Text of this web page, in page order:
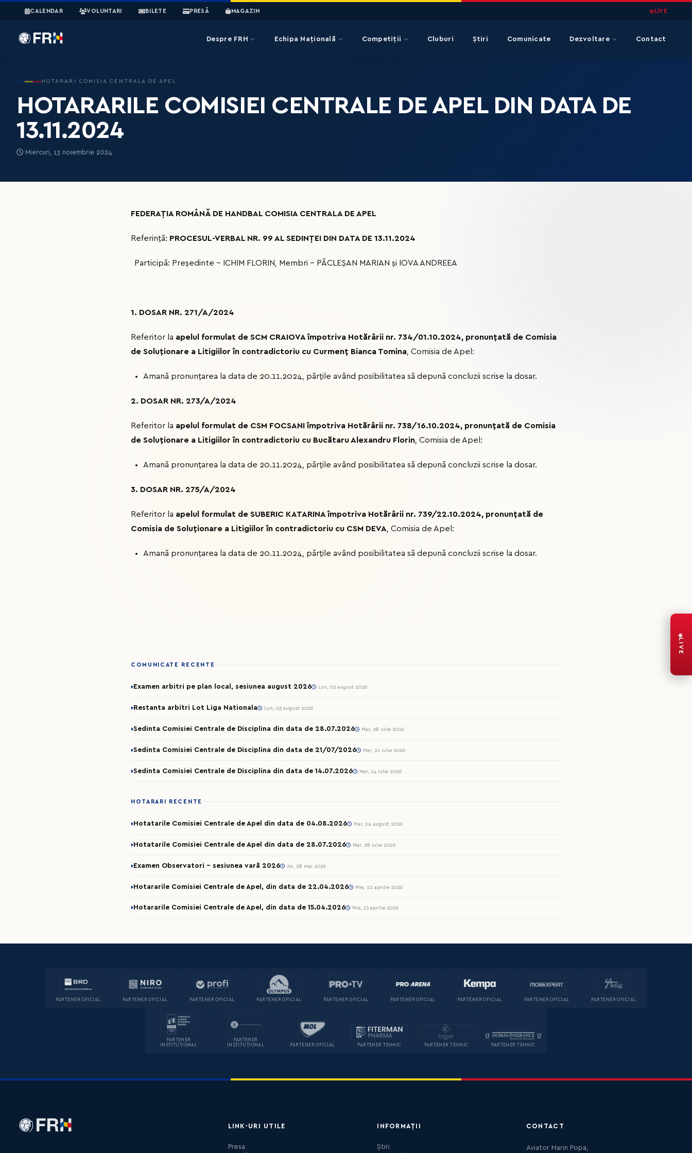
CALENDAR VOLUNTARI BILETE PRESĂ MAGAZIN LIVE
Despre FRH Echipa Națională Competiții Cluburi Știri Comunicate Dezvoltare Contact
HOTARARI COMISIA CENTRALA DE APEL
HOTARARILE COMISIEI CENTRALE DE APEL DIN DATA DE
13.11.2024
Miercuri, 13 noiembrie 2024
FEDERAȚIA ROMÂNĂ DE HANDBAL COMISIA CENTRALA DE APEL
Referință: PROCESUL-VERBAL NR. 99 AL SEDINȚEI DIN DATA DE 13.11.2024
Participă: Președinte – ICHIM FLORIN, Membri – PÂCLEȘAN MARIAN și IOVA ANDREEA
1. DOSAR NR. 271/A/2024
Referitor la apelul formulat de SCM CRAIOVA împotriva Hotărârii nr. 734/01.10.2024, pronunțată de Comisia
de Soluționare a Litigiilor în contradictoriu cu Curmenț Bianca Tomina , Comisia de Apel:
Amană pronunțarea la data de 20.11.2024, părțile având posibilitatea să depună concluzii scrise la dosar.
2. DOSAR NR. 273/A/2024
Referitor la apelul formulat de CSM FOCSANI împotriva Hotărârii nr. 738/16.10.2024, pronunțată de Comisia
de Soluționare a Litigiilor în contradictoriu cu Bucătaru Alexandru Florin , Comisia de Apel:
Amană pronunțarea la data de 20.11.2024, părțile având posibilitatea să depună concluzii scrise la dosar.
3. DOSAR NR. 275/A/2024
Referitor la apelul formulat de SUBERIC KATARINA împotriva Hotărârii nr. 739/22.10.2024, pronunțată de
Comisia de Soluționare a Litigiilor în contradictoriu cu CSM DEVA , Comisia de Apel:
Amană pronunțarea la data de 20.11.2024, părțile având posibilitatea să depună concluzii scrise la dosar.
COMUNICATE RECENTE
Examen arbitri pe plan local, sesiunea august 2026 Lun, 03 august 2026
Restanta arbitri Lot Liga Nationala Lun, 03 august 2026
Sedinta Comisiei Centrale de Disciplina din data de 28.07.2026 Mar, 28 iulie 2026
Sedinta Comisiei Centrale de Disciplina din data de 21/07/2026 Mar, 21 iulie 2026
Sedinta Comisiei Centrale de Disciplina din data de 14.07.2026 Mar, 14 iulie 2026
HOTARARI RECENTE
Hotatarile Comisiei Centrale de Apel din data de 04.08.2026 Mar, 04 august 2026
Hotatarile Comisiei Centrale de Apel din data de 28.07.2026 Mar, 28 iulie 2026
Examen Observatori - sesiunea vară 2026 Joi, 28 mai 2026
Hotararile Comisiei Centrale de Apel, din data de 22.04.2026 Mie, 22 aprilie 2026
Hotararile Comisiei Centrale de Apel, din data de 15.04.2026 Mie, 15 aprilie 2026
PARTENER OFICIAL PARTENER OFICIAL PARTENER OFICIAL PARTENER OFICIAL PARTENER OFICIAL PARTENER OFICIAL PARTENER OFICIAL PARTENER OFICIAL PARTENER OFICIAL
PARTENER
INSTITUȚIONAL
PARTENER
INSTITUȚIONAL
PARTENER OFICIAL PARTENER TEHNIC PARTENER TEHNIC PARTENER TEHNIC
LIVE
LINK-URI UTILE
Presa
INFORMAȚII
Știri
CONTACT
Aviator Marin Popa,